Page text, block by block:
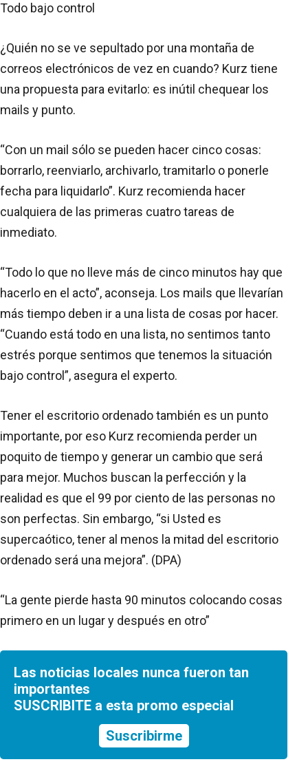
Todo bajo control
¿Quién no se ve sepultado por una montaña de
correos electrónicos de vez en cuando? Kurz tiene
una propuesta para evitarlo: es inútil chequear los
mails y punto.
“Con un mail sólo se pueden hacer cinco cosas:
borrarlo, reenviarlo, archivarlo, tramitarlo o ponerle
fecha para liquidarlo”. Kurz recomienda hacer
cualquiera de las primeras cuatro tareas de
inmediato.
“Todo lo que no lleve más de cinco minutos hay que
hacerlo en el acto”, aconseja. Los mails que llevarían
más tiempo deben ir a una lista de cosas por hacer.
“Cuando está todo en una lista, no sentimos tanto
estrés porque sentimos que tenemos la situación
bajo control”, asegura el experto.
Tener el escritorio ordenado también es un punto
importante, por eso Kurz recomienda perder un
poquito de tiempo y generar un cambio que será
para mejor. Muchos buscan la perfección y la
realidad es que el 99 por ciento de las personas no
son perfectas. Sin embargo, “si Usted es
supercaótico, tener al menos la mitad del escritorio
ordenado será una mejora”. (DPA)
“La gente pierde hasta 90 minutos colocando cosas
primero en un lugar y después en otro”
Las noticias locales nunca fueron tan
importantes
SUSCRIBITE a esta promo especial
Suscribirme